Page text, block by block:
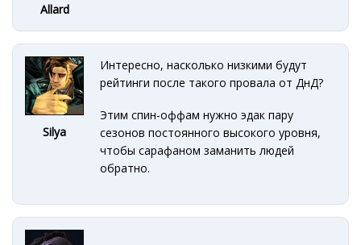
Allard
Silya
Интересно, насколько низкими будут
рейтинги после такого провала от ДнД?
Этим спин-оффам нужно эдак пару
сезонов постоянного высокого уровня,
чтобы сарафаном заманить людей
обратно.